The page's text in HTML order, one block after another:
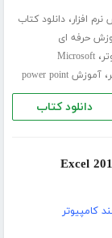
افزار،دانلود کتاب
حرفه ای
،Microsoft
،آموزش power point
دانلود کتاب
کامپیوتر